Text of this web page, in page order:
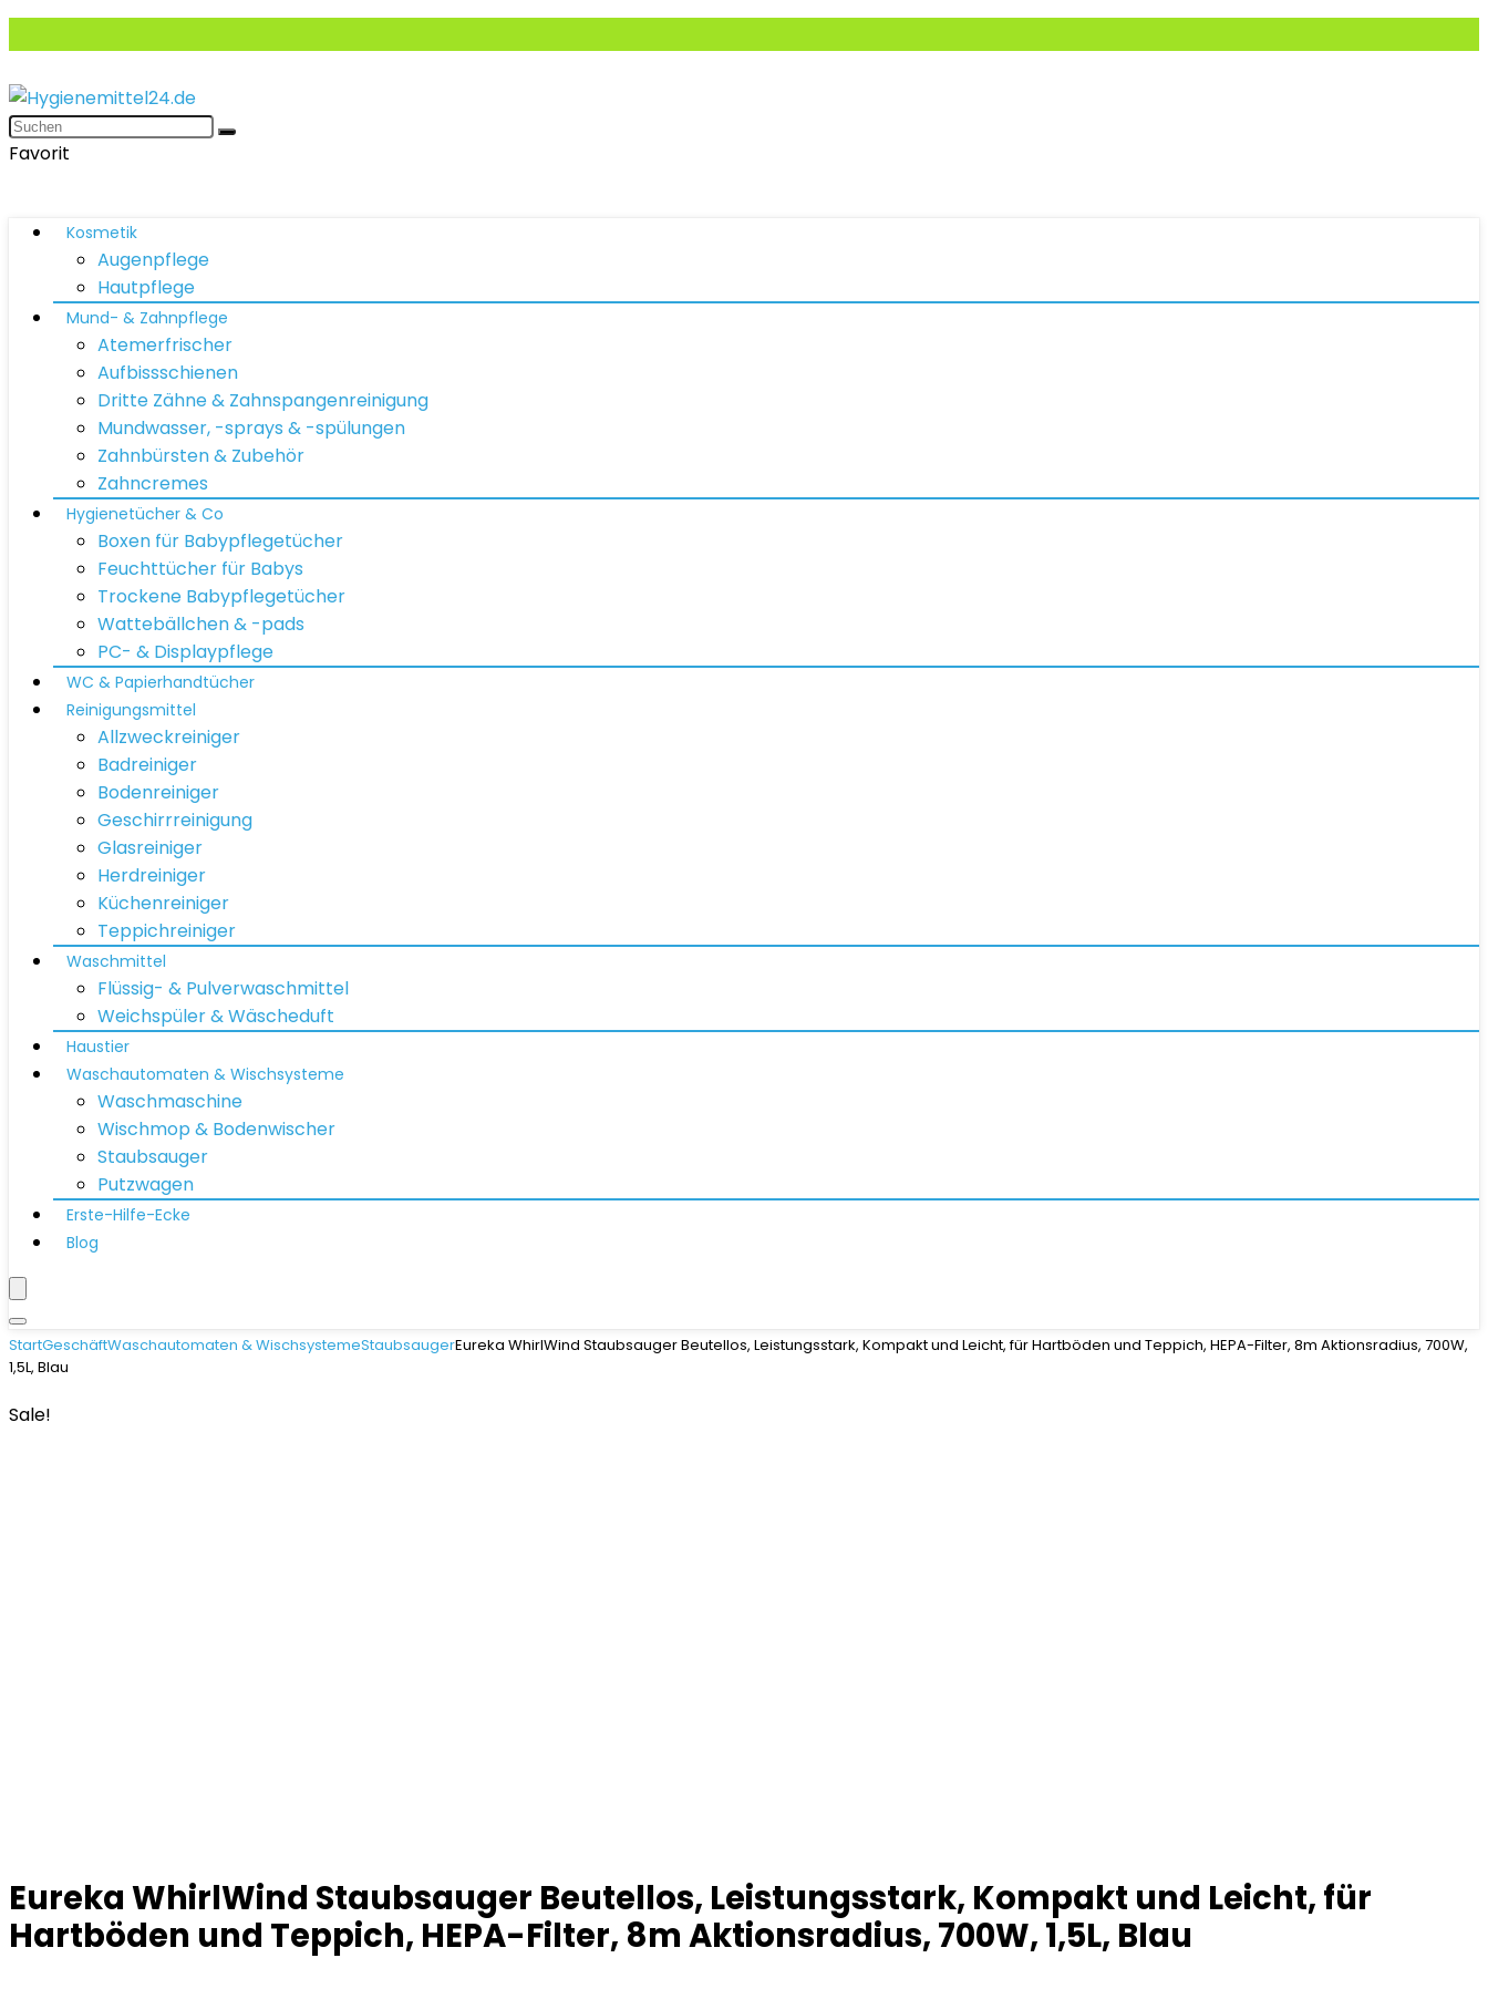
Favorit
Kosmetik
Augenpflege
Hautpflege
Mund- & Zahnpflege
Atemerfrischer
Aufbissschienen
Dritte Zähne & Zahnspangenreinigung
Mundwasser, -sprays & -spülungen
Zahnbürsten & Zubehör
Zahncremes
Hygienetücher & Co
Boxen für Babypflegetücher
Feuchttücher für Babys
Trockene Babypflegetücher
Wattebällchen & -pads
PC- & Displaypflege
WC & Papierhandtücher
Reinigungsmittel
Allzweckreiniger
Badreiniger
Bodenreiniger
Geschirrreinigung
Glasreiniger
Herdreiniger
Küchenreiniger
Teppichreiniger
Waschmittel
Flüssig- & Pulverwaschmittel
Weichspüler & Wäscheduft
Haustier
Waschautomaten & Wischsysteme
Waschmaschine
Wischmop & Bodenwischer
Staubsauger
Putzwagen
Erste-Hilfe-Ecke
Blog
StartGeschäftWaschautomaten & WischsystemeStaubsaugerEureka WhirlWind Staubsauger Beutellos, Leistungsstark, Kompakt und Leicht, für Hartböden und Teppich, HEPA-Filter, 8m Aktionsradius, 700W,
1,5L, Blau
Sale!
Eureka WhirlWind Staubsauger Beutellos, Leistungsstark, Kompakt und Leicht, für
Hartböden und Teppich, HEPA-Filter, 8m Aktionsradius, 700W, 1,5L, Blau